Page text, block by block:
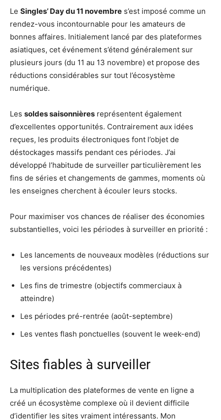
Le Singles’ Day du 11 novembre s’est imposé comme un
rendez-vous incontournable pour les amateurs de
bonnes affaires. Initialement lancé par des plateformes
asiatiques, cet événement s’étend généralement sur
plusieurs jours (du 11 au 13 novembre) et propose des
réductions considérables sur tout l’écosystème
numérique.
Les soldes saisonnières représentent également
d’excellentes opportunités. Contrairement aux idées
reçues, les produits électroniques font l’objet de
déstockages massifs pendant ces périodes. J’ai
développé l’habitude de surveiller particulièrement les
fins de séries et changements de gammes, moments où
les enseignes cherchent à écouler leurs stocks.
Pour maximiser vos chances de réaliser des économies
substantielles, voici les périodes à surveiller en priorité :
Les lancements de nouveaux modèles (réductions sur
les versions précédentes)
Les fins de trimestre (objectifs commerciaux à
atteindre)
Les périodes pré-rentrée (août-septembre)
Les ventes flash ponctuelles (souvent le week-end)
Sites fiables à surveiller
La multiplication des plateformes de vente en ligne a
créé un écosystème complexe où il devient difficile
d’identifier les sites vraiment intéressants. Mon